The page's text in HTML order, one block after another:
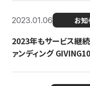
2023.01.06 お知
2023年もサービス継
ァンディング